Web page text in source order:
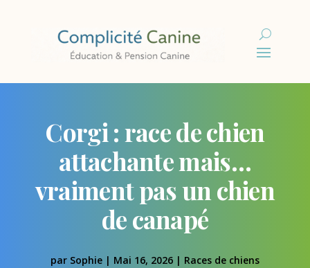
Corgi : race de chien
attachante mais…
vraiment pas un chien
de canapé
par Sophie| Mai 16, 2026| Races de chiens